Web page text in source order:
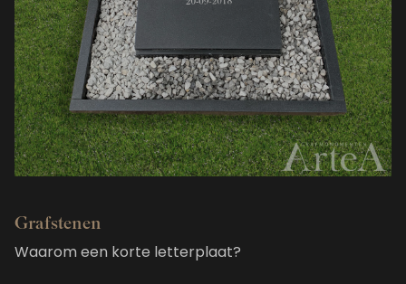
Grafstenen
Waarom een korte letterplaat?